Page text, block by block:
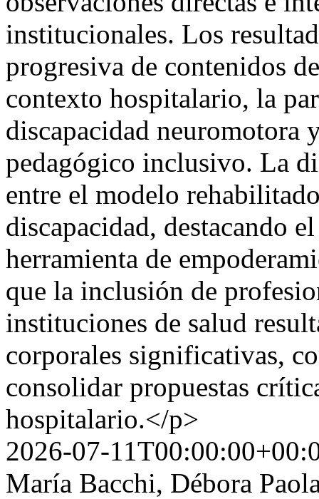
institucionales. Los
progresiva de contenidos
contexto hospitalario, la
discapacidad neuromotora
pedagógico inclusivo. La
entre el modelo
discapacidad, destacando
herramienta de
que la inclusión de
instituciones de salud
corporales significativas,
consolidar propuestas
hospitalario.</p>
2026-07-
María Bacchi, Débora